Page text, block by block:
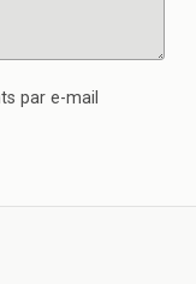
par e-mail